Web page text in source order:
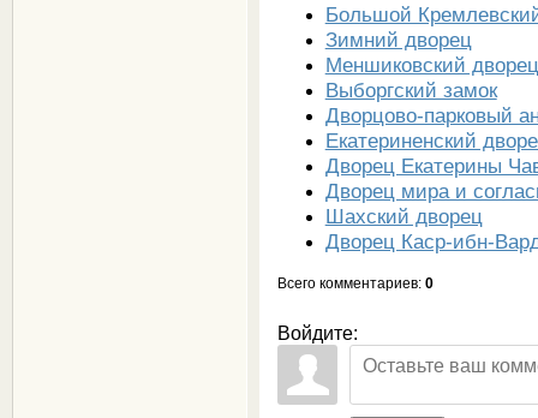
Большой
Зимний дворец
Меншиковский дворец
Выборгский замок
Дворцово-парковый
Екатериненский
Дворец Екатерины
Дворец мира и
Шахский дворец
Дворец Каср-ибн-
Всего комментариев: 0
Войдите: